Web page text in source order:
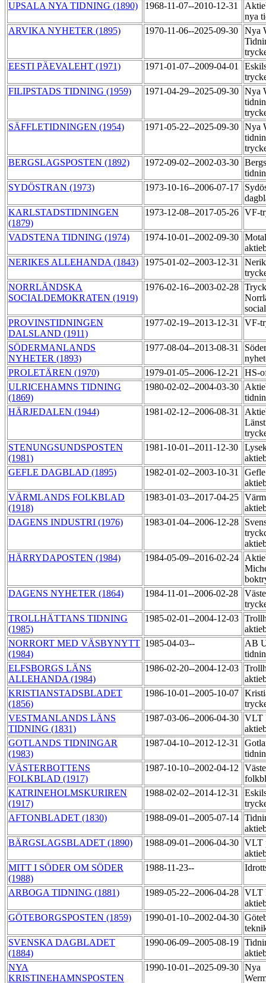
UPSALA NYA TIDNING (1890)
1968-11-07--2010-12-31
nya
ARVIKA NYHETER (1895)
1970-11-06--2025-09-30
Nya
EESTI PÄEVALEHT (1971)
1971-01-07--2009-04-01
FILIPSTADS TIDNING (1959)
1971-04-29--2025-09-30 Nya
SÄFFLETIDNINGEN (1954)
1971-05-22--2025-09-30 Nya
BERGSLAGSPOSTEN (1892)
1972-09-02--2002-03-30
SYDÖSTRAN (1973)
1973-10-16--2006-07-17
KARLSTADSTIDNINGEN
(1879)
1973-12-08--2017-05-26 VF-
VADSTENA TIDNING (1974) 1974-10-01--2002-09-30
NERIKES ALLEHANDA (1843)
1975-01-02--2003-12-31
NORRLÄNDSKA
SOCIALDEMOKRATEN (1919)
1976-02-16--2003-02-28
PROVINSTIDNINGEN
DALSLAND (1911)
1977-02-19--2013-12-31 VF-
SÖDERMANLANDS
NYHETER (1893)
1977-08-04--2013-08-31
PROLETÄREN (1970)
1979-01-05--2006-12-21
HS-
ULRICEHAMNS TIDNING
(1869)
1980-02-02--2004-03-30
HÄRJEDALEN (1944)
1981-02-12--2006-08-31
STENUNGSUNDSPOSTEN
(1981)
1981-10-01--2011-12-30
GEFLE DAGBLAD (1895)
1982-01-02--2003-10-31
VÄRMLANDS FOLKBLAD
(1918)
1983-01-03--2017-04-25
DAGENS INDUSTRI (1976)
1983-01-04--2006-12-28
HÄRRYDAPOSTEN (1984)
1984-05-09--2016-02-24
DAGENS NYHETER (1864)
1984-11-01--2006-02-28
TROLLHÄTTANS TIDNING
(1985)
1985-02-01--2004-12-03
NORRORT MED VÄSBYNYTT
(1984)
1985-04-03--
AB
ELFSBORGS LÄNS
ALLEHANDA (1984)
1986-02-20--2004-12-03
KRISTIANSTADSBLADET
(1856)
1986-10-01--2005-10-07
VESTMANLANDS LÄNS
TIDNING (1831)
1987-03-06--2006-04-30 VLT
GOTLANDS TIDNINGAR
(1983)
1987-04-10--2012-12-31
VÄSTERBOTTENS
FOLKBLAD (1917)
1987-10-10--2002-04-12
KATRINEHOLMSKURIREN
(1917)
1988-02-02--2014-12-31
AFTONBLADET (1830)
1988-09-01--2005-07-14
BÄRGSLAGSBLADET (1890)
1988-09-01--2006-04-30 VLT
MITT I SÖDER OM SÖDER
(1988)
1988-11-23--
ARBOGA TIDNING (1881) 1989-05-22--2006-04-28 VLT
GÖTEBORGSPOSTEN (1859)
1990-01-10--2002-04-30
SVENSKA DAGBLADET
(1884)
1990-06-09--2005-08-19
NYA
KRISTINEHAMNSPOSTEN
1990-10-01--2025-09-30 Nya